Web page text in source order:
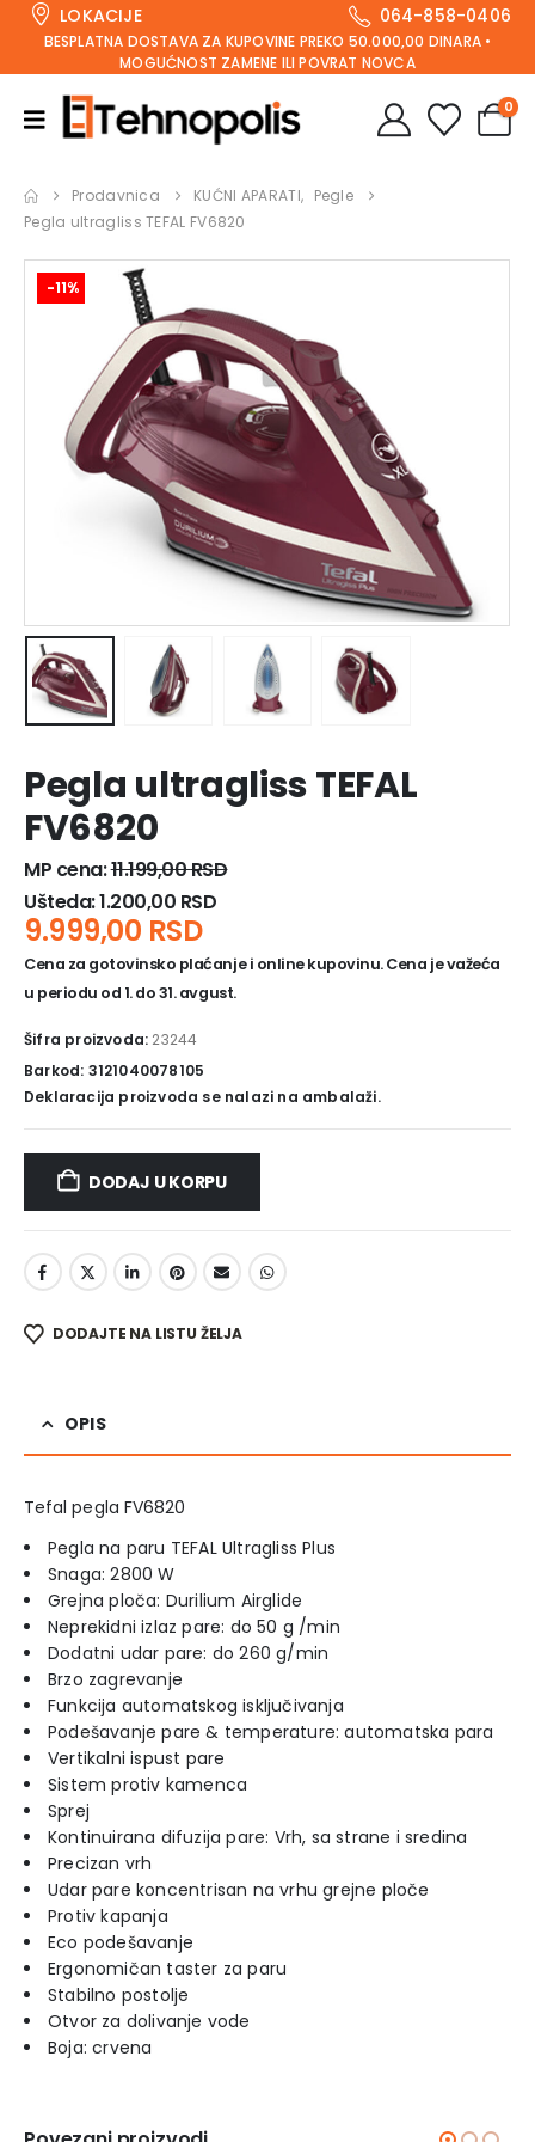
LOKACIJE 064-858-0406
BESPLATNA DOSTAVA ZA KUPOVINE PREKO 50.000,00 DINARA •
MOGUĆNOST ZAMENE ILI POVRAT NOVCA
0
Prodavnica KUĆNI APARATI, Pegle
Pegla ultragliss TEFAL FV6820
-11%
Pegla ultragliss TEFAL
FV6820
MP cena:11.199,00RSD
Ušteda:1.200,00 RSD
9.999,00 RSD
Cena za gotovinsko plaćanje i online kupovinu. Cena je važeća
u periodu od 1. do 31. avgust.
Šifra proizvoda: 23244
Barkod: 3121040078105
Deklaracija proizvoda se nalazi na ambalaži.
DODAJ U KORPU
DODAJTE NA LISTU ŽELJA
OPIS
Tefal pegla FV6820
Pegla na paru TEFAL Ultragliss Plus
Snaga: 2800 W
Grejna ploča: Durilium Airglide
Neprekidni izlaz pare: do 50 g /min
Dodatni udar pare: do 260 g/min
Brzo zagrevanje
Funkcija automatskog isključivanja
Podešavanje pare & temperature: automatska para
Vertikalni ispust pare
Sistem protiv kamenca
Sprej
Kontinuirana difuzija pare: Vrh, sa strane i sredina
Precizan vrh
Udar pare koncentrisan na vrhu grejne ploče
Protiv kapanja
Eco podešavanje
Ergonomičan taster za paru
Stabilno postolje
Otvor za dolivanje vode
Boja: crvena